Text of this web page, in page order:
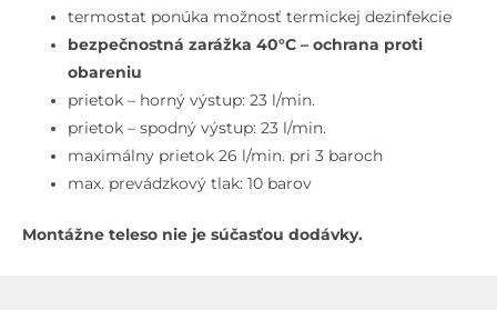
termostat ponúka možnosť termickej dezinfekcie
bezpečnostná zarážka 40°C – ochrana proti
obareniu
prietok – horný výstup: 23 l/min.
prietok – spodný výstup: 23 l/min.
maximálny prietok 26 l/min. pri 3 baroch
max. prevádzkový tlak: 10 barov
Montážne teleso nie je súčasťou dodávky.